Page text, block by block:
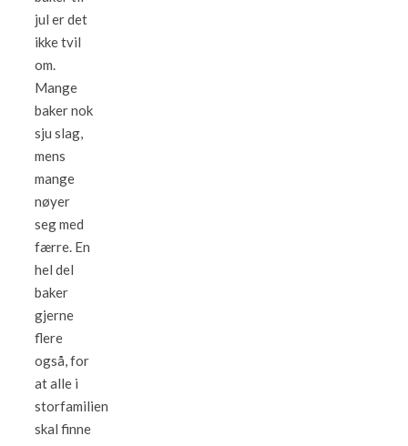
jul er det
ikke tvil
om.
Mange
baker nok
sju slag,
mens
mange
nøyer
seg med
færre. En
hel del
baker
gjerne
flere
også, for
at alle i
storfamilien
skal finne